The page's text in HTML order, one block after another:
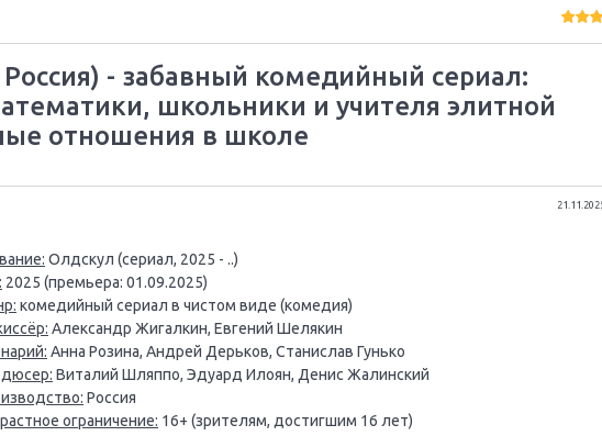
- забавный комедийный сериал:
школьники и учителя элитной
отношения в школе
Олдскул (сериал, 2025 - ..)
2025 (премьера: 01.09.2025)
комедийный сериал в чистом виде (комедия)
Александр Жигалкин, Евгений Шелякин
Анна Розина, Андрей Дерьков, Станислав Гунько
Виталий Шляппо, Эдуард Илоян, Денис Жалинский
Россия
ограничение: 16+ (зрителям, достигшим 16 лет)